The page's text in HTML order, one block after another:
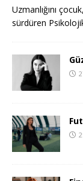
Uzmanlığını
sürdüren